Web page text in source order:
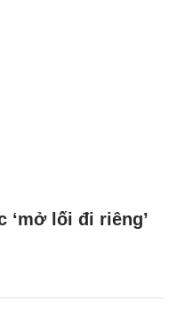
‘mở lối đi riêng’